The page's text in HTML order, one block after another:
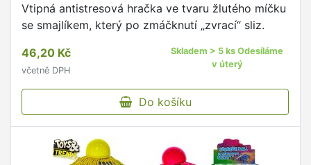
Vtipná antistresová hračka ve tvaru žlutého míčku
se smajlíkem, který po zmáčknutí „zvrací“ sliz.
46,20 Kč
včetně DPH
Skladem > 5 ks Odesíláme
v úterý
Do košíku